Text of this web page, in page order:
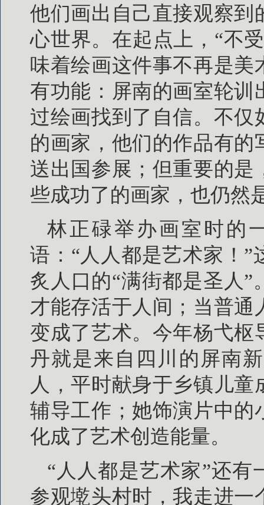
他们画出自己直接观察到
心世界。在起点上，“不
味着绘画这件事不再是
有功能：屏南的画室轮训
过绘画找到了自信。不
的画家，他们的作品有
送出国参展；但重要的
些成功了的画家，也仍然
林正碌举办画室时的
语：“人人都是艺术家！
炙人口的“满街都是圣人
才能存活于人间；当普
变成了艺术。今年杨弋
丹就是来自四川的屏南
人，平时献身于乡镇儿
辅导工作；她饰演片中的
化成了艺术创造能量。
“人人都是艺术家”还
参观墘头村时，我走进